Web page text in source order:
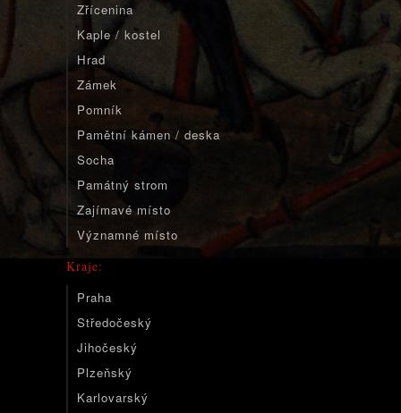
Zřícenina
Kaple / kostel
Hrad
Zámek
Pomník
Pamětní kámen / deska
Socha
Památný strom
Zajímavé místo
Významné místo
Kraje:
Praha
Středočeský
Jihočeský
Plzeňský
Karlovarský